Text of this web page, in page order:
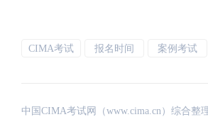
CIMA考试 报名时间 案例考试
中国CIMA考试网（www.cima.cn）综合